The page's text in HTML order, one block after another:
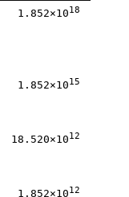
1.852×1018
1.852×1015
18.520×1012
1.852×1012